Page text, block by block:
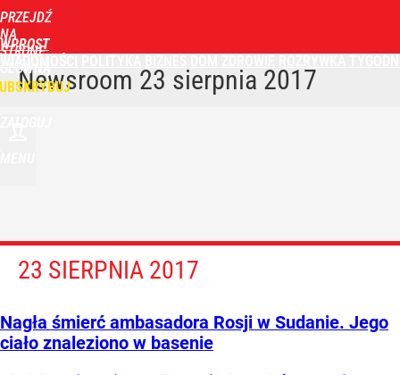
PRZEJDŹ
NA
STRONĘ
GŁÓWNĄ
WPROST
Newsroom 23 sierpnia 2017
23 SIERPNIA 2017
Nagła śmierć ambasadora Rosji w Sudanie. Jego
ciało znaleziono w basenie